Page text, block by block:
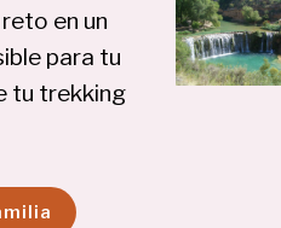
en un
para tu
tu trekking